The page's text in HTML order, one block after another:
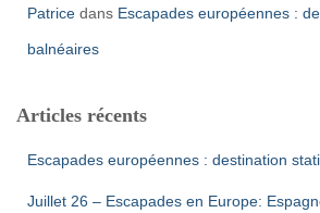
Patrice dans Escapades européennes :
balnéaires
Articles récents
Escapades européennes : destination
Juillet 26 – Escapades en Europe: